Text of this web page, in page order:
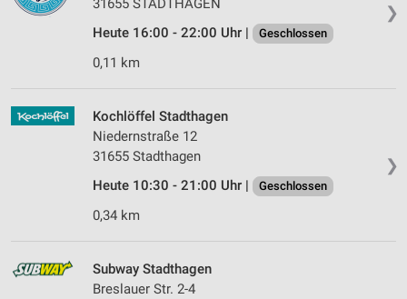
❯
31655 STADTHAGEN
Heute 16:00 - 22:00 Uhr |
Geschlossen
0,11 km
❯
Kochlöffel Stadthagen
Niedernstraße 12
31655 Stadthagen
Heute 10:30 - 21:00 Uhr |
Geschlossen
0,34 km
Subway Stadthagen
Breslauer Str. 2-4